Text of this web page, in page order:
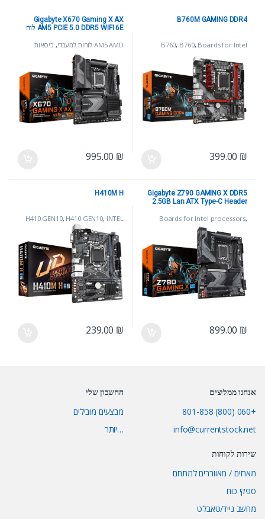
B760, B760, Boards for Intel
processors
לוחות אם
B760M GAMING DDR4
399.00 ₪
AM5 AMD לוחות למעבדי , כיסאות
לוחות למעבדי AMD
Gigabyte X670 Gaming X AX
AM5 PCIE 5.0 DDR5 WIFI 6E לוח
995.00 ₪
Boards for Intel processors,
INTEL LGA1700 דור 13/12
לוחות אם
Gigabyte Z790 GAMING X DDR5
2.5GB Lan ATX Type-C Header
899.00 ₪
H410 GEN10, H410 GEN10, INTEL
LGA1200 10/11 דור לוחות אם
למעבדי AMD
H410M H
239.00 ₪
אנחנו ממליצים
+060 (800) 801-858
info@currentstock.net
החשבון שלי
מבצעים מובילים
…יותר
שירות לקוחות
מארזים / מאווררים למתחם
ספקי כוח
מחשב נייד/טאבלט